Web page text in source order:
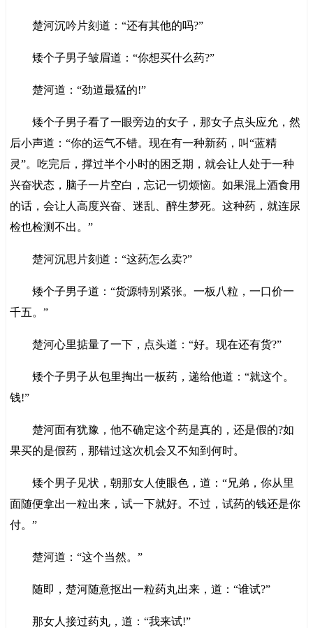
楚河沉吟片刻道：“还有其他的吗?”
矮个子男子皱眉道：“你想买什么药?”
楚河道：“劲道最猛的!”
矮个子男子看了一眼旁边的女子，那女子点头应允，然
后小声道：“你的运气不错。现在有一种新药，叫“蓝精
灵”。吃完后，撑过半个小时的困乏期，就会让人处于一种
兴奋状态，脑子一片空白，忘记一切烦恼。如果混上酒食用
的话，会让人高度兴奋、迷乱、醉生梦死。这种药，就连尿
检也检测不出。”
楚河沉思片刻道：“这药怎么卖?”
矮个子男子道：“货源特别紧张。一板八粒，一口价一
千五。”
楚河心里掂量了一下，点头道：“好。现在还有货?”
矮个子男子从包里掏出一板药，递给他道：“就这个。
钱!”
楚河面有犹豫，他不确定这个药是真的，还是假的?如
果买的是假药，那错过这次机会又不知到何时。
矮个男子见状，朝那女人使眼色，道：“兄弟，你从里
面随便拿出一粒出来，试一下就好。不过，试药的钱还是你
付。”
楚河道：“这个当然。”
随即，楚河随意抠出一粒药丸出来，道：“谁试?”
那女人接过药丸，道：“我来试!”